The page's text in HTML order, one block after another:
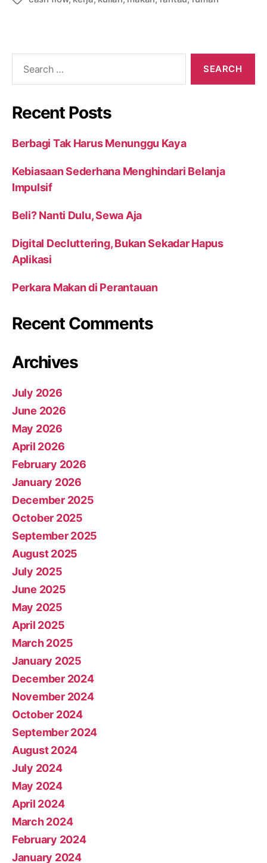
Recent Posts
Berbagi Tak Harus Menunggu Kaya
Kebiasaan Sederhana Menghindari Belanja
Impulsif
Beli? Nanti Dulu, Sewa Aja
Digital Decluttering, Bukan Sekadar Hapus
Aplikasi
Perkara Makan di Perantauan
Recent Comments
Archives
July 2026
June 2026
May 2026
April 2026
February 2026
January 2026
December 2025
October 2025
September 2025
August 2025
July 2025
June 2025
May 2025
April 2025
March 2025
January 2025
December 2024
November 2024
October 2024
September 2024
August 2024
July 2024
May 2024
April 2024
March 2024
February 2024
January 2024